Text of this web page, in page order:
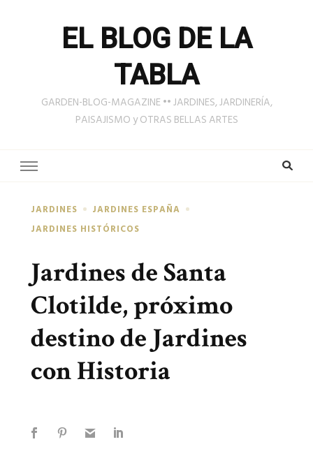
EL BLOG DE LA
TABLA
GARDEN-BLOG-MAGAZINE •• JARDINES, JARDINERÍA,
PAISAJISMO y OTRAS BELLAS ARTES
JARDINES
JARDINES ESPAÑA
JARDINES HISTÓRICOS
Jardines de Santa
Clotilde, próximo
destino de Jardines
con Historia